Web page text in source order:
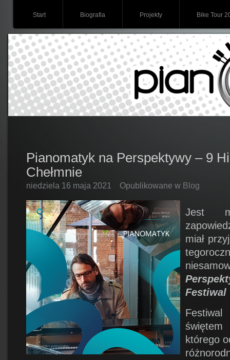
Start Biografia Projekty Bike Tour
Pianomatyk na Perspektywy – 9
Chełmnie
niedziela 16 maja 2021 Opublikowane w Blog
Jest
miał
Festiwal
świętem
którego